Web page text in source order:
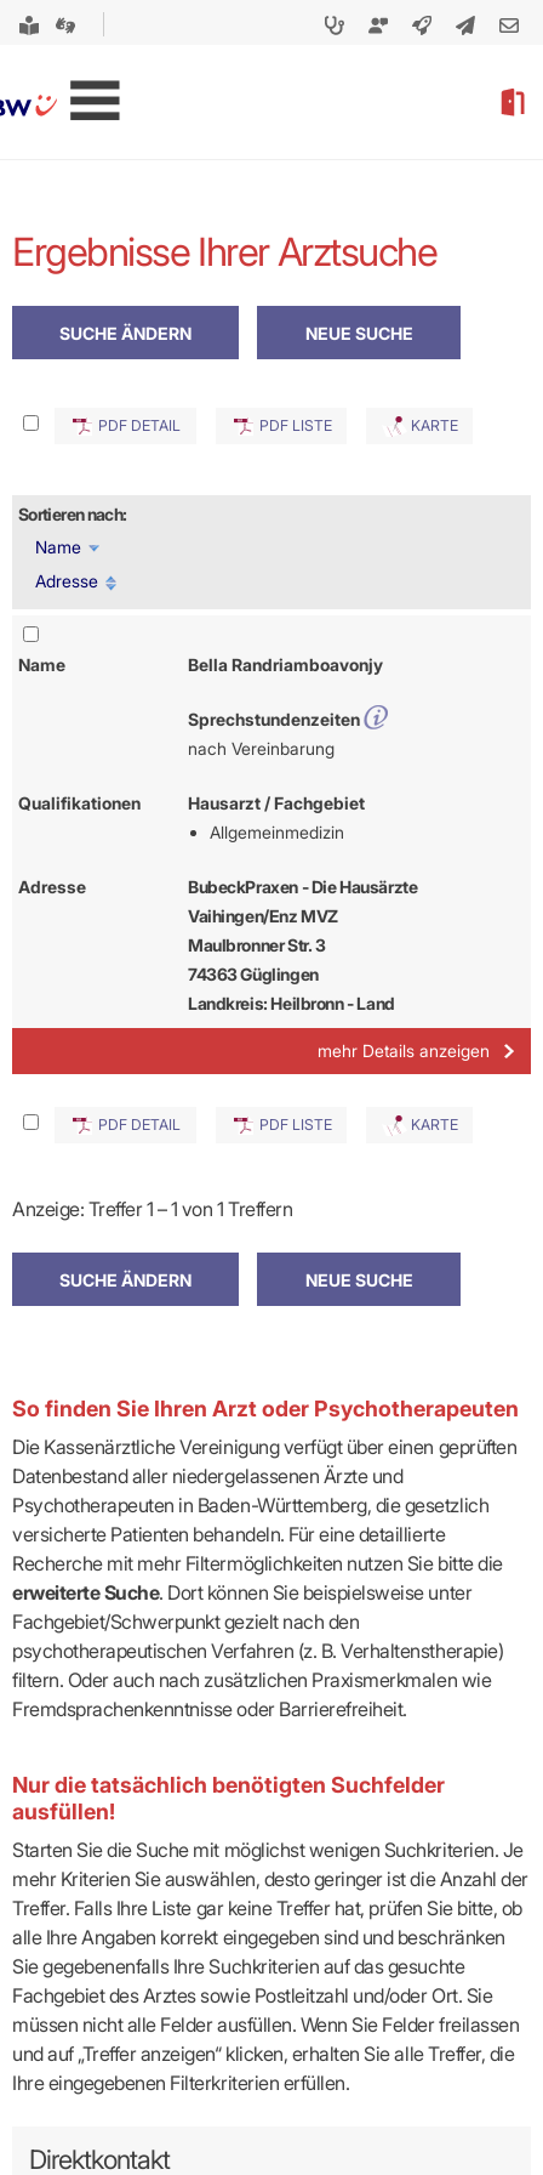
Ergebnisse Ihrer Arztsuche
PDF DETAIL PDF LISTE KARTE
Sortieren nach:
Name
Adresse
Name Bella Randriamboavonjy
Sprechstundenzeiten
nach Vereinbarung
Qualifikationen
Hausarzt / Fachgebiet
Allgemeinmedizin
Adresse
BubeckPraxen - Die Hausärzte
Vaihingen/Enz MVZ
Maulbronner Str. 3
74363 Güglingen
Landkreis: Heilbronn - Land
mehr Details anzeigen
PDF DETAIL PDF LISTE KARTE
Anzeige: Treffer 1 – 1 von 1 Treffern
So finden Sie Ihren Arzt oder Psychotherapeuten
Die Kassenärztliche Vereinigung verfügt über einen geprüften
Datenbestand aller niedergelassenen Ärzte und
Psychotherapeuten in Baden-Württemberg, die gesetzlich
versicherte Patienten behandeln. Für eine detaillierte
Recherche mit mehr Filtermöglichkeiten nutzen Sie bitte die
erweiterte Suche. Dort können Sie beispielsweise unter
Fachgebiet/Schwerpunkt gezielt nach den
psychotherapeutischen Verfahren (z. B. Verhaltenstherapie)
filtern. Oder auch nach zusätzlichen Praxismerkmalen wie
Fremdsprachenkenntnisse oder Barrierefreiheit.
Nur die tatsächlich benötigten Suchfelder
ausfüllen!
Starten Sie die Suche mit möglichst wenigen Suchkriterien. Je
mehr Kriterien Sie auswählen, desto geringer ist die Anzahl der
Treffer. Falls Ihre Liste gar keine Treffer hat, prüfen Sie bitte, ob
alle Ihre Angaben korrekt eingegeben sind und beschränken
Sie gegebenenfalls Ihre Suchkriterien auf das gesuchte
Fachgebiet des Arztes sowie Postleitzahl und/oder Ort. Sie
müssen nicht alle Felder ausfüllen. Wenn Sie Felder freilassen
und auf „Treffer anzeigen“ klicken, erhalten Sie alle Treffer, die
Ihre eingegebenen Filterkriterien erfüllen.
Direktkontakt